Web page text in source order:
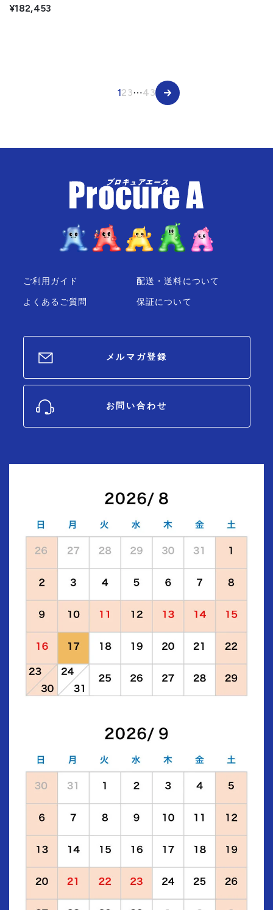
キット M18 FRBCO32-601 LR JP
¥182,453
123⋯43
ご利用ガイド
よくあるご質問
配送・送料について
保証について
メルマガ登録
お問い合わせ